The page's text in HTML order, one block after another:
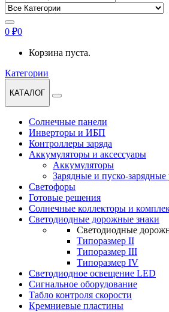
0 ₽0
Корзина пуста.
Категории
КАТАЛОГ
Солнечные панели
Инверторы и ИБП
Контроллеры заряда
Аккумуляторы и аксессуары
Аккумуляторы
Зарядные и пуско-зарядные
Светофоры
Готовые решения
Солнечные коллекторы и
Светодиодные дорожные знаки
Светодиодные
Типоразмер II
Типоразмер III
Типоразмер IV
Светодиодное освещение LED
Сигнальное оборудование
Табло контроля скорости
Кремниевые пластины